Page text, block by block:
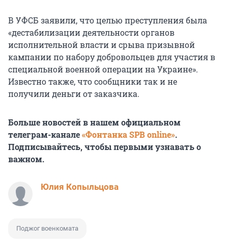
В УФСБ заявили, что целью преступления была
«дестабилизации деятельности органов
исполнительной власти и срыва призывной
кампании по набору добровольцев для участия в
специальной военной операции на Украине».
Известно также, что сообщники так и не
получили деньги от заказчика.
Больше новостей в нашем официальном
телеграм-канале«Фонтанка SPB online».
Подписывайтесь, чтобы первыми узнавать о
важном.
Юлия Копыльцова
Поджог военкомата